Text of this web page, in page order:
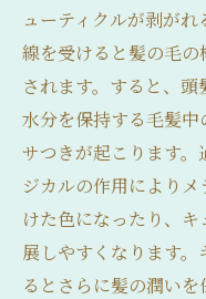
ューティクルが剥が
線を受けると髪の毛
されます。すると、頭
水分を保持する毛髪
サつきが起こります。
ジカルの作用により
けた色になったり、
展しやすくなります
るとさらに髪の潤い